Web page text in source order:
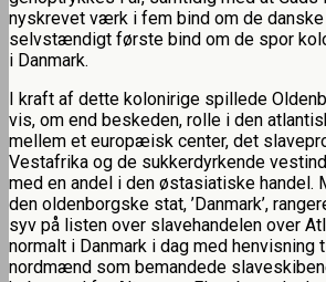
nyskrevet værk i fem bind om de
selvstændigt første bind om de spor
i Danmark.
I kraft af dette kolonirige spillede
vis, om end beskeden, rolle i den
mellem et europæisk center, det
Vestafrika og de sukkerdyrkende
med en andel i den østasiatiske handel.
den oldenborgske stat, ’Danmark’,
syv på listen over slavehandelen over
normalt i Danmark i dag med henvisning
nordmænd som bemandede